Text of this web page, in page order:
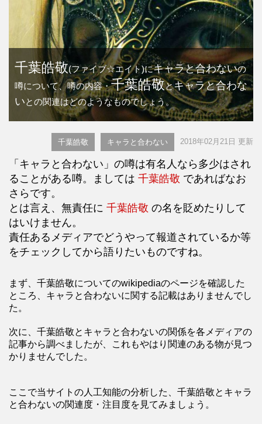
千葉皓敬(ファイブ☆エイト)にキャラと合わないの
噂について、噂の内容・千葉皓敬とキャラと合わな
いとの関連はどのようなものでしょう。
千葉皓敬 キャラと合わない 2018年02月21日 更新
「キャラと合わない」の噂は有名人なら多少はされ
ることがある噂。ましては 千葉皓敬 であればなお
さらです。
とは言え、無責任に 千葉皓敬 の名を貶めたりして
はいけません。
責任あるメディアでどうやって報道されているか等
をチェックしてから語りたいものですね。
まず、千葉皓敬についてのwikipediaのページを確認した
ところ、キャラと合わないに関する記載はありませんでし
た。
次に、千葉皓敬とキャラと合わないの関係を各メディアの
記事から調べましたが、これもやはり関連のある物が見つ
かりませんでした。
ここで当サイトの人工知能の分析した、千葉皓敬とキャラ
と合わないの関連度・注目度を見てみましょう。